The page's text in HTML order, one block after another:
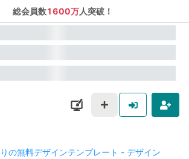
総会員数1600万人突破！
の無料デザインテンプレート - デザイン